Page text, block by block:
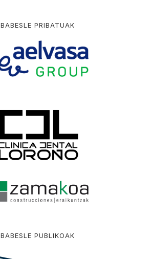
BABESLE PRIBATUAK
BABESLE PUBLIKOAK